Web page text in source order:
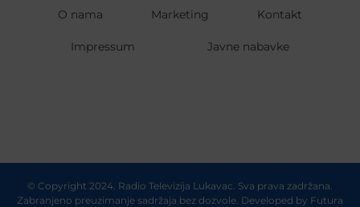
O nama Marketing Kontakt
Impressum Javne nabavke
© Copyright 2024. Radio Televizija Lukavac. Sva prava zadržana.
Zabranjeno preuzimanje sadržaja bez dozvole. Developed by Futura